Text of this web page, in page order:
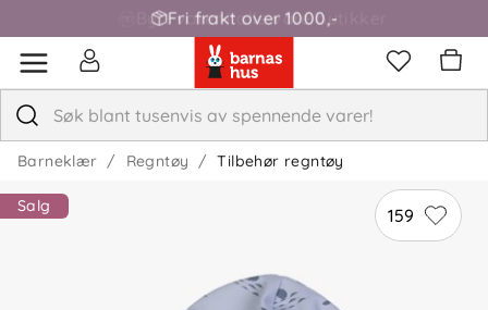
Fri frakt over 1000,-
Barneklær Regntøy Tilbehør regntøy
159
Salg